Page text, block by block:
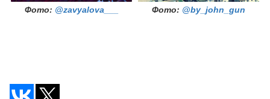
Фото: @zavyalova___ Фото: @by_john_gun